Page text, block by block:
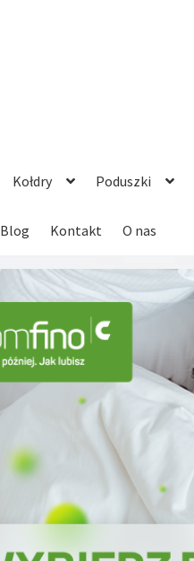
Kołdry Poduszki
Blog Kontakt O nas